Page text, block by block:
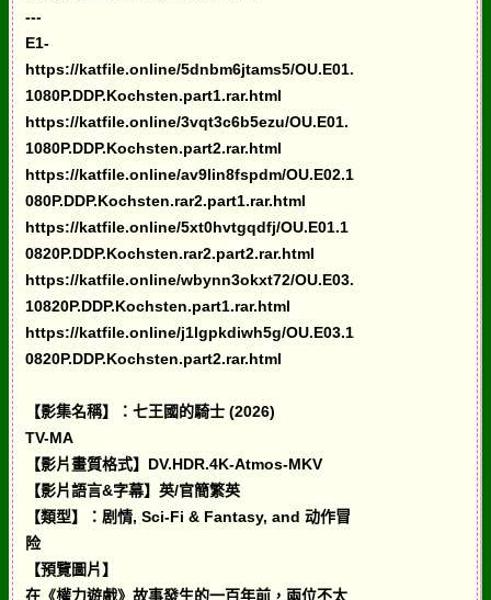
---
E1-
https://katfile.online/5dnbm6jtams5/OU.E01.
1080P.DDP.Kochsten.part1.rar.html
https://katfile.online/3vqt3c6b5ezu/OU.E01.
1080P.DDP.Kochsten.part2.rar.html
https://katfile.online/av9lin8fspdm/OU.E02.1
080P.DDP.Kochsten.rar2.part1.rar.html
https://katfile.online/5xt0hvtgqdfj/OU.E01.1
0820P.DDP.Kochsten.rar2.part2.rar.html
https://katfile.online/wbynn3okxt72/OU.E03.
10820P.DDP.Kochsten.part1.rar.html
https://katfile.online/j1lgpkdiwh5g/OU.E03.1
0820P.DDP.Kochsten.part2.rar.html
【影集名稱】：七王國的騎士 (2026)
TV-MA
【影片畫質格式】DV.HDR.4K-Atmos-MKV
【影片語言&字幕】英/官簡繁英
【類型】：剧情, Sci-Fi & Fantasy, and 动作冒
险
【預覽圖片】
在《權力遊戲》故事發生的一百年前，兩位不太